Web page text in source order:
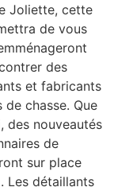
Joliette, cette
de vous
des
et fabricants
de chasse. Que
des nouveautés
de
sur place
Les détaillants